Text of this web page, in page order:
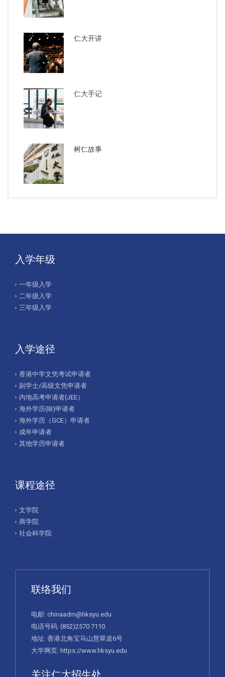
仁大开讲
仁大手记
树仁故事
入学年级
一年级入学
二年级入学
三年级入学
入学途径
香港中学文凭考试申请者
副学士/高级文凭申请者
内地高考申请者(JEE）
海外学历(IB)申请者
海外学历（GCE）申请者
成年申请者
其他学历申请者
课程途径
文学院
商学院
社会科学院
联络我们
电邮: chinaadm@hksyu.edu
电话号码: (852)2570 7110
地址: 香港北角宝马山慧翠道6号
大学网页: https://www.hksyu.edu